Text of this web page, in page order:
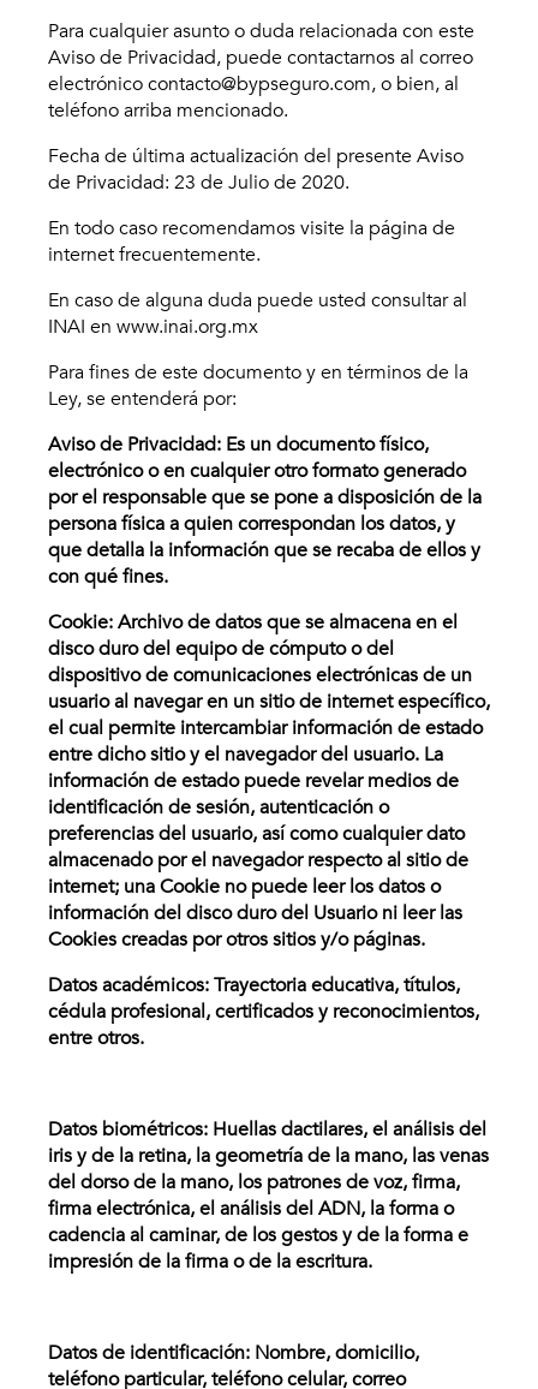
Para cualquier asunto o duda relacionada con este
Aviso de Privacidad, puede contactarnos al correo
electrónico contacto@bypseguro.com, o bien, al
teléfono arriba mencionado.
Fecha de última actualización del presente Aviso
de Privacidad: 23 de Julio de 2020.
En todo caso recomendamos visite la página de
internet frecuentemente.
En caso de alguna duda puede usted consultar al
INAI en www.inai.org.mx
Para fines de este documento y en términos de la
Ley, se entenderá por:
Aviso de Privacidad: Es un documento físico,
electrónico o en cualquier otro formato generado
por el responsable que se pone a disposición de la
persona física a quien correspondan los datos, y
que detalla la información que se recaba de ellos y
con qué fines.
Cookie: Archivo de datos que se almacena en el
disco duro del equipo de cómputo o del
dispositivo de comunicaciones electrónicas de un
usuario al navegar en un sitio de internet específico,
el cual permite intercambiar información de estado
entre dicho sitio y el navegador del usuario. La
información de estado puede revelar medios de
identificación de sesión, autenticación o
preferencias del usuario, así como cualquierdato
almacenado por el navegador respecto al sitio de
internet; una Cookie no puede leer los datos o
información del disco duro del Usuario ni leer las
Cookies creadas por otros sitios y/o páginas.
Datos académicos: Trayectoria educativa, títulos,
cédula profesional, certificados y reconocimientos,
entre otros.
Datos biométricos: Huellas dactilares, el análisis del
iris y de la retina, la geometría de la mano, las venas
del dorso de la mano, los patrones de voz, firma,
firma electrónica, el análisis del ADN, la forma o
cadencia al caminar, de los gestos y de la forma e
impresión de la firma o de la escritura.
Datos de identificación: Nombre, domicilio,
teléfono particular, teléfono celular, correo